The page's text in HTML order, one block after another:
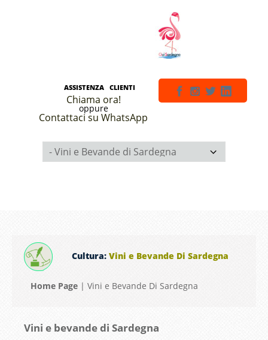
ASSISTENZA CLIENTI
Chiama ora!
oppure
Contattaci su WhatsApp
Cultura: Vini e Bevande Di Sardegna
Home Page |Vini e Bevande Di Sardegna
Vini e bevande di Sardegna